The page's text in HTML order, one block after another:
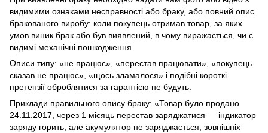
видимими ознаками несправності або браку, або повний опис
бракованого виробу: коли покупець отримав товар, за яких
умов виник брак або був виявлений, в чому виражається, чи є
видимі механічні пошкодження.
Описи типу: «не працює», «перестав працювати», «покупець
сказав не працює», «щось зламалося» і подібні короткі
претензії оброблятися за гарантією не будуть.
Приклади правильного опису браку: «Товар було продано
24.11.2017, через 1 місяць перестав заряджатися — індикатор
заряду горить, але акумулятор не заряджається, зовнішніх